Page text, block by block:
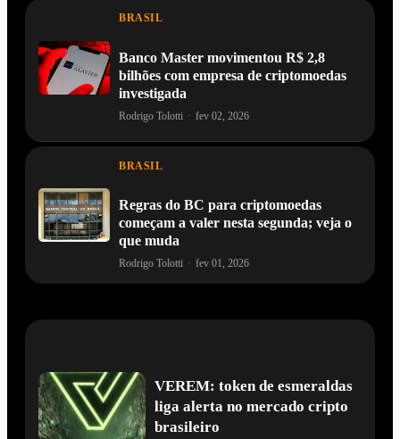
BRASIL
Banco Master movimentou R$ 2,8
bilhões com empresa de criptomoedas
investigada
Rodrigo Tolotti · fev 02, 2026
BRASIL
Regras do BC para criptomoedas
começam a valer nesta segunda; veja o
que muda
Rodrigo Tolotti · fev 01, 2026
VEREM: token de esmeraldas
liga alerta no mercado cripto
brasileiro